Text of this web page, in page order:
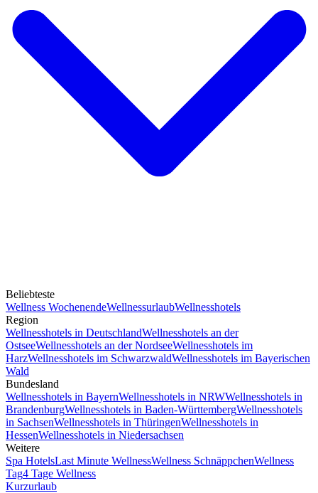
Beliebteste
Wellness WochenendeWellnessurlaubWellnesshotels
Region
Wellnesshotels in DeutschlandWellnesshotels an der
OstseeWellnesshotels an der NordseeWellnesshotels im
HarzWellnesshotels im SchwarzwaldWellnesshotels im Bayerischen
Wald
Bundesland
Wellnesshotels in BayernWellnesshotels in NRWWellnesshotels in
BrandenburgWellnesshotels in Baden-WürttembergWellnesshotels
in SachsenWellnesshotels in ThüringenWellnesshotels in
HessenWellnesshotels in Niedersachsen
Weitere
Spa HotelsLast Minute WellnessWellness SchnäppchenWellness
Tag4 Tage Wellness
Kurzurlaub